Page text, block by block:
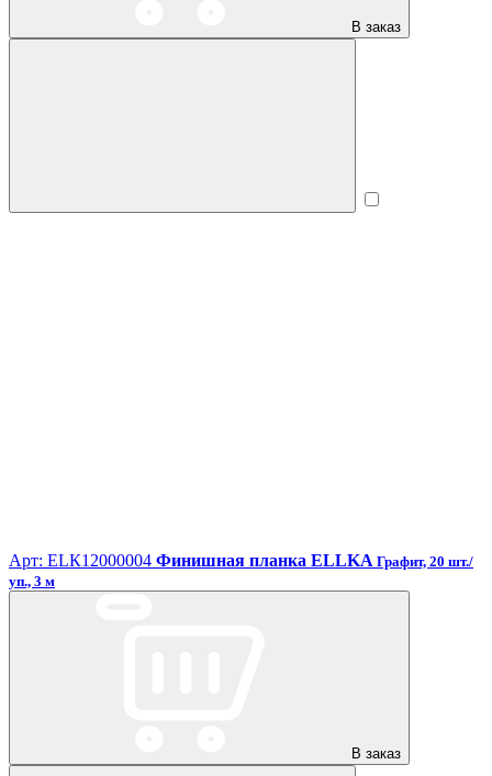
В заказ
Арт: ЕLК12000004 Финишная планка ELLKA Графит, 20 шт./
уп., 3 м
В заказ